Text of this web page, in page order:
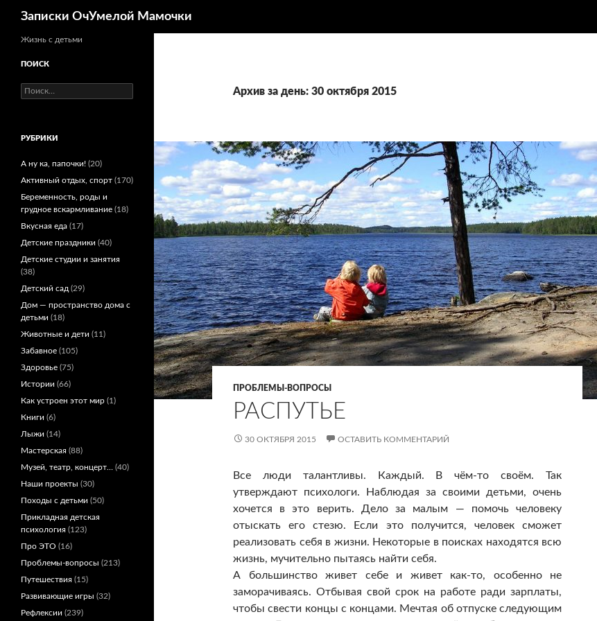
Перейти
Записки ОчУмелой Мамочки
Архив за день: 30 октября 2015
ПРОБЛЕМЫ-ВОПРОСЫ
РАСПУТЬЕ
30 ОКТЯБРЯ 2015 ОСТАВИТЬ КОММЕНТАРИЙ
Все люди талантливы. Каждый. В чём-то своём. Так
утверждают психологи. Наблюдая за своими детьми, очень
хочется в это верить. Дело за малым — помочь человеку
отыскать его стезю. Если это получится, человек сможет
реализовать себя в жизни. Некоторые в поисках находятся всю
жизнь, мучительно пытаясь найти себя.
А большинство живет себе и живет как-то, особенно не
заморачиваясь. Отбывая свой срок на работе ради зарплаты,
чтобы свести концы с концами. Мечтая об отпуске следующим
Жизнь с детьми
ПОИСК
Найти:
РУБРИКИ
А ну ка, папочки! (20)
Активный отдых, спорт (170)
Беременность, роды и
грудное вскармливание (18)
Вкусная еда (17)
Детские праздники (40)
Детские студии и занятия
(38)
Детский сад (29)
Дом — пространство дома с
детьми (18)
Животные и дети (11)
Забавное (105)
Здоровье (75)
Истории (66)
Как устроен этот мир (1)
Книги (6)
Лыжи (14)
Мастерская (88)
Музей, театр, концерт… (40)
Наши проекты (30)
Походы с детьми (50)
Прикладная детская
психология (123)
Про ЭТО (16)
Проблемы-вопросы (213)
Путешествия (15)
Развивающие игры (32)
Рефлексии (239)